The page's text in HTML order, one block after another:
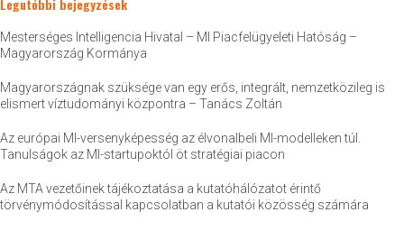
Legutóbbi bejegyzések
Mesterséges Intelligencia Hivatal – MI Piacfelügyeleti Hatóság –
Magyarország Kormánya
Magyarországnak szüksége van egy erős, integrált, nemzetközileg is
elismert víztudományi központra – Tanács Zoltán
Az európai MI-versenyképesség az élvonalbeli MI-modelleken túl.
Tanulságok az MI-startupoktól öt stratégiai piacon
Az MTA vezetőinek tájékoztatása a kutatóhálózatot érintő
törvénymódosítással kapcsolatban a kutatói közösség számára